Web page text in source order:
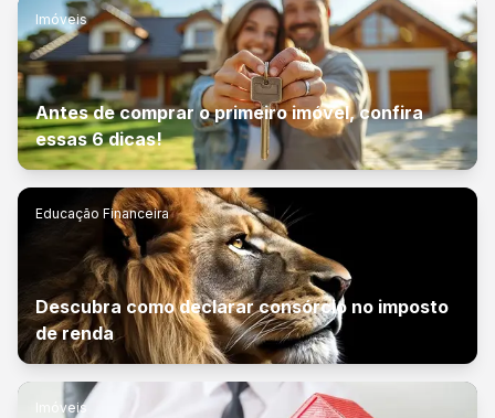
Imóveis
Antes de comprar o primeiro imóvel, confira
essas 6 dicas!
Educação Financeira
Descubra como declarar consórcio no imposto
de renda
Imóveis